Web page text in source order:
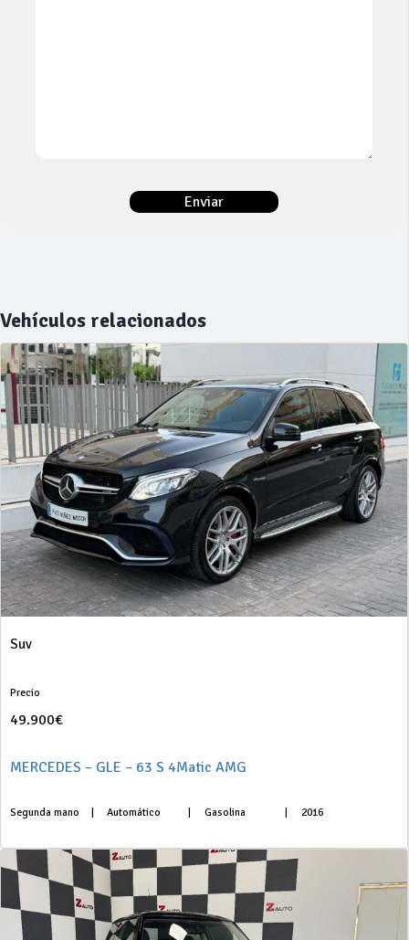
Vehículos relacionados
Suv
Precio
49.900€
MERCEDES – GLE – 63 S 4Matic AMG
Segunda mano Automático Gasolina 2016